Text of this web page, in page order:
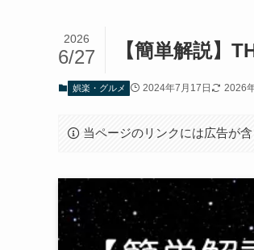
【簡単解説】
2026
6/27
娯楽・グルメ 2024年7月17日 2026
当ページのリンクには広告が含